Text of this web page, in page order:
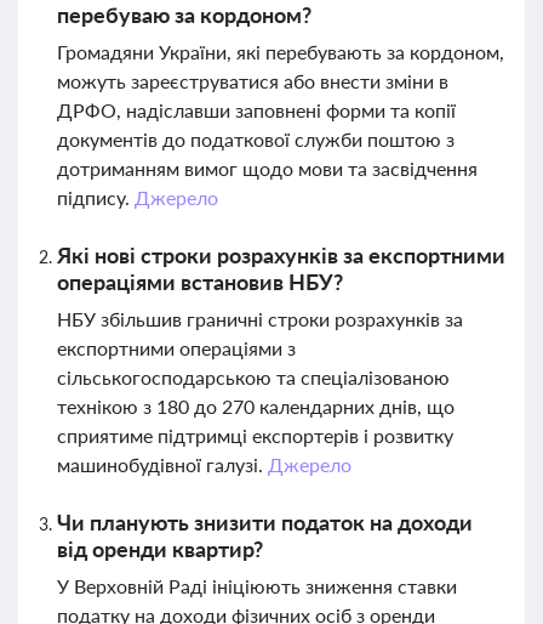
перебуваю за кордоном?
Громадяни України, які перебувають за кордоном,
можуть зареєструватися або внести зміни в
ДРФО, надіславши заповнені форми та копії
документів до податкової служби поштою з
дотриманням вимог щодо мови та засвідчення
підпису. Джерело
Які нові строки розрахунків за експортними
операціями встановив НБУ?
НБУ збільшив граничні строки розрахунків за
експортними операціями з
сільськогосподарською та спеціалізованою
технікою з 180 до 270 календарних днів, що
сприятиме підтримці експортерів і розвитку
машинобудівної галузі. Джерело
Чи планують знизити податок на доходи
від оренди квартир?
У Верховній Раді ініціюють зниження ставки
податку на доходи фізичних осіб з оренди